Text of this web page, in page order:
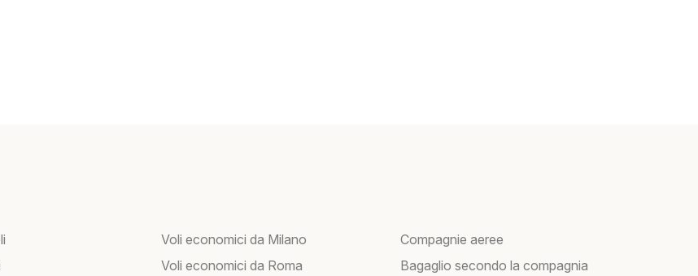
Voli economici da Milano
Voli economici da Roma
Compagnie aeree
Bagaglio secondo la compagnia